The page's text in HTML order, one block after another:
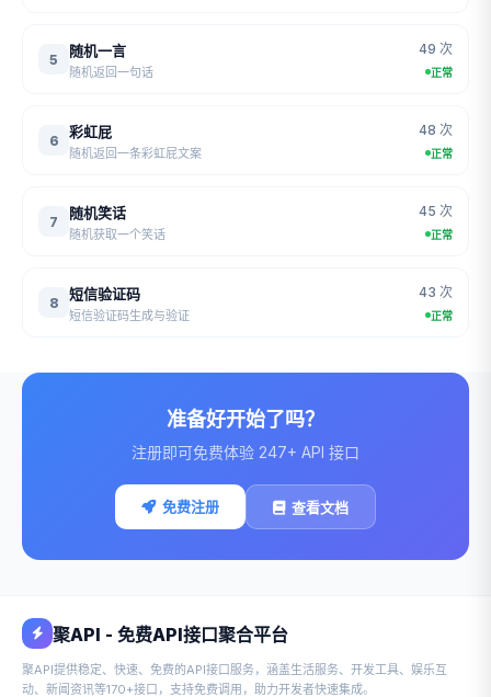
5
随机一言
随机返回一句话
49 次
正常
6
彩虹屁
随机返回一条彩虹屁文案
48 次
正常
7
随机笑话
随机获取一个笑话
45 次
正常
8
短信验证码
短信验证码生成与验证
43 次
正常
准备好开始了吗？
注册即可免费体验 247+ API 接口
免费注册 查看文档
聚API - 免费API接口聚合平台
聚API提供稳定、快速、免费的API接口服务，涵盖生活服务、开发工具、娱乐互
动、新闻资讯等170+接口，支持免费调用，助力开发者快速集成。